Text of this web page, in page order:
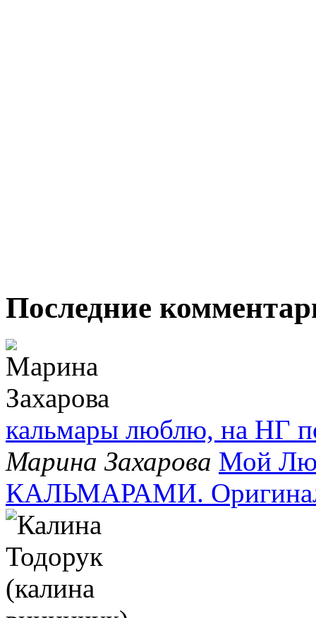
Последние
кальмары люблю, на НГ
Марина Захарова Мой
КАЛЬМАРАМИ.